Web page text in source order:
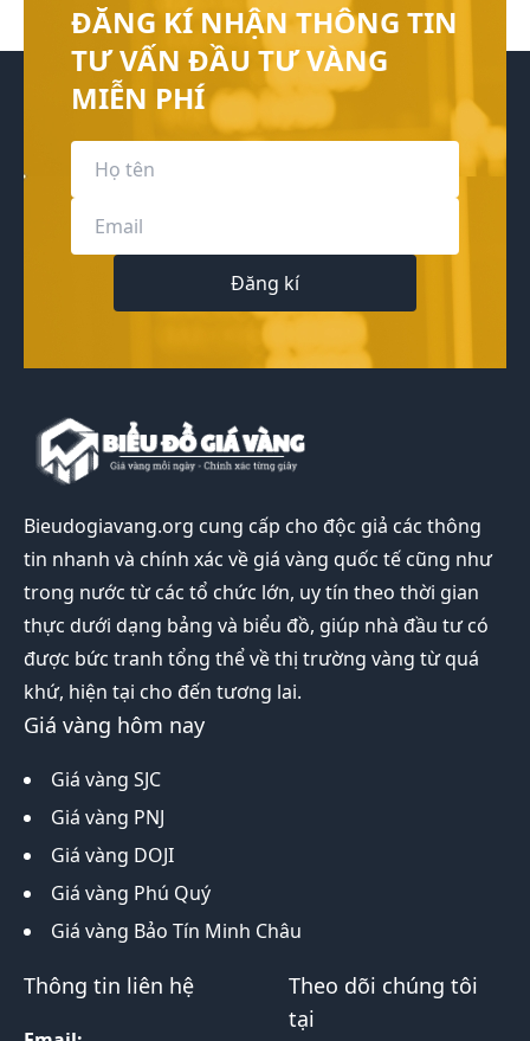
ĐĂNG KÍ NHẬN THÔNG TIN
TƯ VẤN ĐẦU TƯ VÀNG
MIỄN PHÍ
Đăng kí
Bieudogiavang.org cung cấp cho độc giả các thông
tin nhanh và chính xác về giá vàng quốc tế cũng như
trong nước từ các tổ chức lớn, uy tín theo thời gian
thực dưới dạng bảng và biểu đồ, giúp nhà đầu tư có
được bức tranh tổng thể về thị trường vàng từ quá
khứ, hiện tại cho đến tương lai.
Giá vàng hôm nay
Giá vàng SJC
Giá vàng PNJ
Giá vàng DOJI
Giá vàng Phú Quý
Giá vàng Bảo Tín Minh Châu
Thông tin liên hệ
Theo dõi chúng tôi
tại